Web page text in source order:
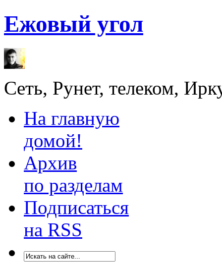
Ежовый угол
Сеть, Рунет, телеком,
На главную
домой!
Архив
по разделам
Подписаться
на RSS